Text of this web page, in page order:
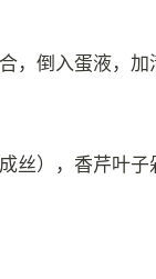
，倒入蛋液，加
丝），香芹叶